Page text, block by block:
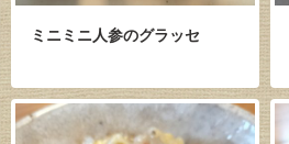
ミニミニ人参のグラッセ